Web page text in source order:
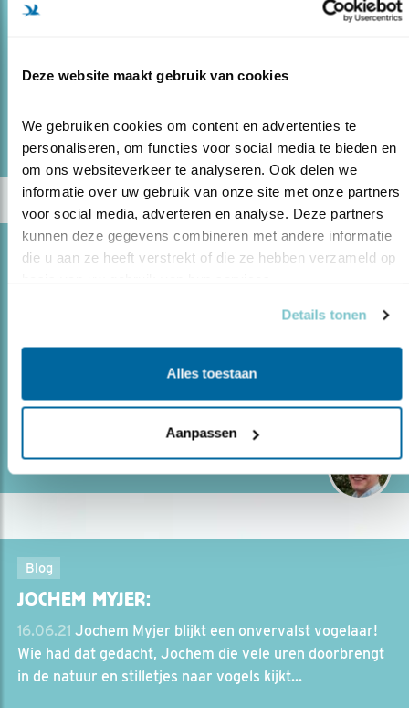
Deze website maakt gebruik van cookies
We gebruiken cookies om content en advertenties te
personaliseren, om functies voor social media te bieden en
om ons websiteverkeer te analyseren. Ook delen we
informatie over uw gebruik van onze site met onze partners
voor social media, adverteren en analyse. Deze partners
kunnen deze gegevens combineren met andere informatie
die u aan ze heeft verstrekt of die ze hebben verzameld op
Details tonen
Alles toestaan
Aanpassen
ZOALS DE OUDEN ZONGEN…
Door Ronald Schrijber
Blog
Blog
JOCHEM MYJER:
16.06.21 Jochem Myjer blijkt een onvervalst vogelaar!
Wie had dat gedacht, Jochem die vele uren doorbrengt
in de natuur en stilletjes naar vogels kijkt...